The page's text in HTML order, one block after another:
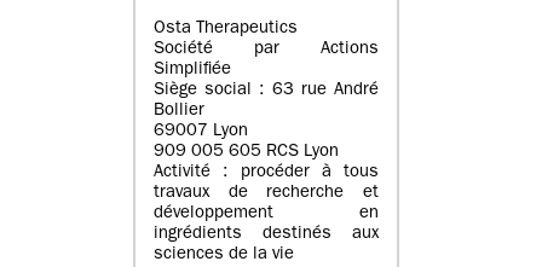
Osta Therapeutics
Société par Actions
Simplifiée
Siège social : 63 rue André
Bollier
69007 Lyon
909 005 605 RCS Lyon
Activité : procéder à tous
travaux de recherche et
développement en
ingrédients destinés aux
sciences de la vie